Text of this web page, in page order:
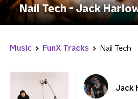
Nail Tech - Jack
Music FunX Tracks Nail Tech
Jack